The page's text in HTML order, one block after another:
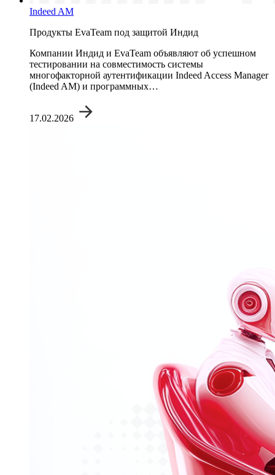
Indeed AM
Продукты EvaTeam под защитой Индид
Компании Индид и EvaTeam объявляют об успешном
тестировании на совместимость системы
многофакторной аутентификации Indeed Access Manager
(Indeed AM) и программных…
17.02.2026